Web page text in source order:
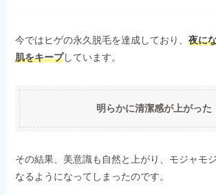
今ではヒゲの永久脱毛を達成しており、夜に
肌をキープしています。
明らかに清潔感が上がった
その結果、美意識も自然と上がり、モジャモ
なるようになってしまったのです。